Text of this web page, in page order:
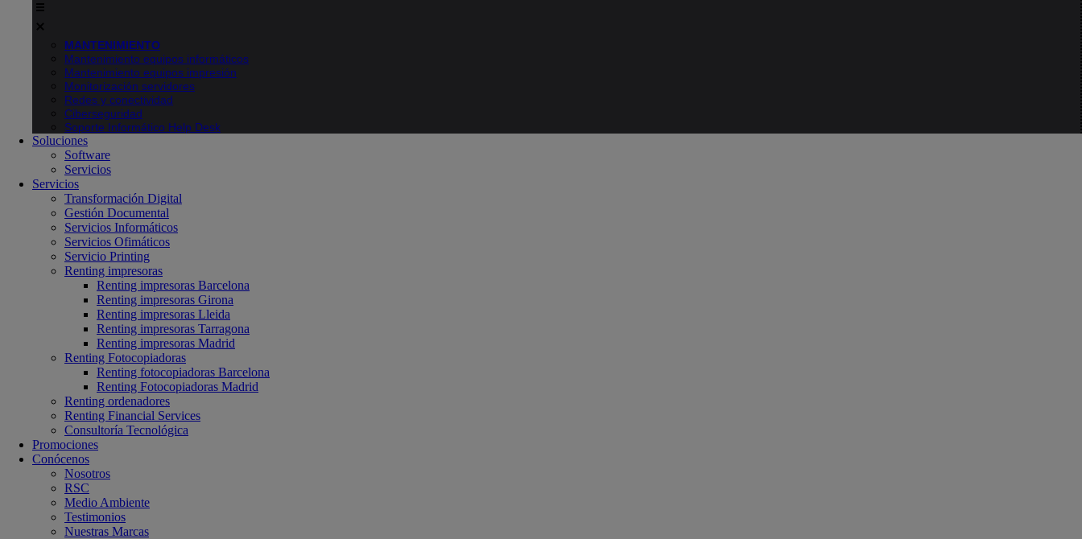
MANTENIMIENTO
Mantenimiento equipos informáticos
Mantenimiento equipos impresión
Monitorización servidores
Redes y conectividad
Ciberseguridad
Soporte Informático Help Desk
Soluciones
Software
Servicios
Servicios
Transformación Digital
Gestión Documental
Servicios Informáticos
Servicios Ofimáticos
Servicio Printing
Renting impresoras
Renting impresoras Barcelona
Renting impresoras Girona
Renting impresoras Lleida
Renting impresoras Tarragona
Renting impresoras Madrid
Renting Fotocopiadoras
Renting fotocopiadoras Barcelona
Renting Fotocopiadoras Madrid
Renting ordenadores
Renting Financial Services
Consultoría Tecnológica
Promociones
Conócenos
Nosotros
RSC
Medio Ambiente
Testimonios
Nuestras Marcas